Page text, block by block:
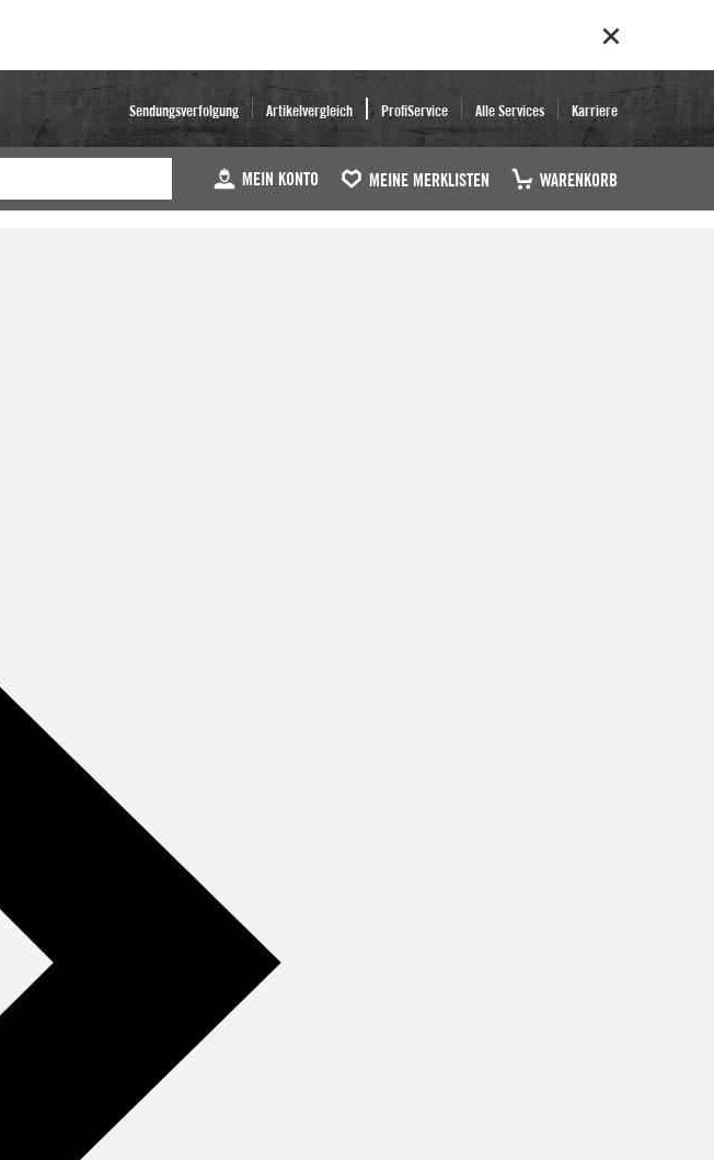
Sendungsverfolgung Artikelvergleich ProfiService Alle Services Karriere
MEIN KONTO MEINE MERKLISTEN WARENKORB